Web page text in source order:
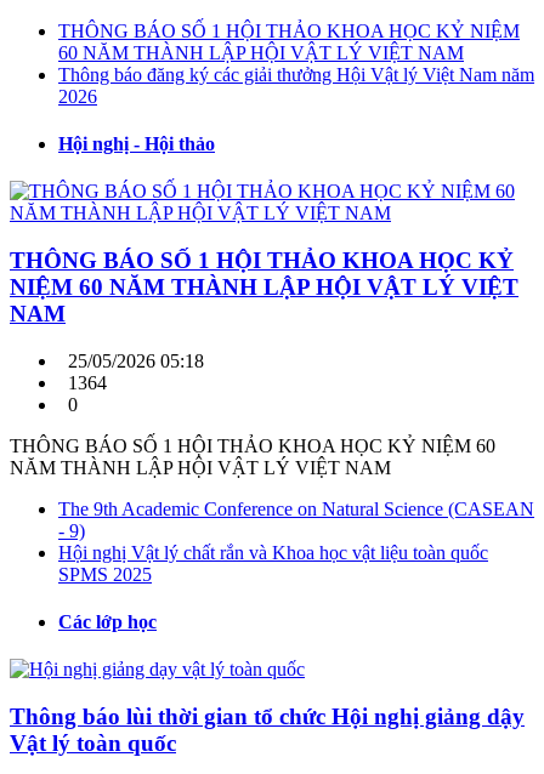
THÔNG BÁO SỐ 1 HỘI THẢO KHOA HỌC KỶ NIỆM
60 NĂM THÀNH LẬP HỘI VẬT LÝ VIỆT NAM
Thông báo đăng ký các giải thưởng Hội Vật lý Việt Nam năm
2026
Hội nghị - Hội thảo
THÔNG BÁO SỐ 1 HỘI THẢO KHOA HỌC KỶ
NIỆM 60 NĂM THÀNH LẬP HỘI VẬT LÝ VIỆT
NAM
25/05/2026 05:18
1364
0
THÔNG BÁO SỐ 1 HỘI THẢO KHOA HỌC KỶ NIỆM 60
NĂM THÀNH LẬP HỘI VẬT LÝ VIỆT NAM
The 9th Academic Conference on Natural Science (CASEAN
- 9)
Hội nghị Vật lý chất rắn và Khoa học vật liệu toàn quốc
SPMS 2025
Các lớp học
Thông báo lùi thời gian tổ chức Hội nghị giảng dậy
Vật lý toàn quốc